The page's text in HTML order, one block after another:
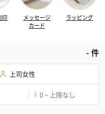
印
メッセージ
カード
ラッピング
-件
上司女性
¥ 0 ~ 上限なし